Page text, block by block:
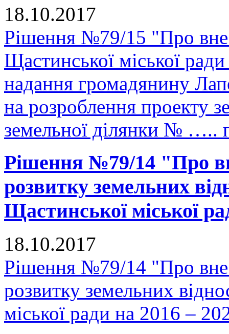
18.10.2017
Рішення №79/15 "Про
Щастинської міської
надання громадянину
на розроблення проекту
земельної ділянки № …..
Рішення №79/14 "Про
розвитку земельних
Щастинської міської
18.10.2017
Рішення №79/14 "Про
розвитку земельних
міської ради на 2016 –